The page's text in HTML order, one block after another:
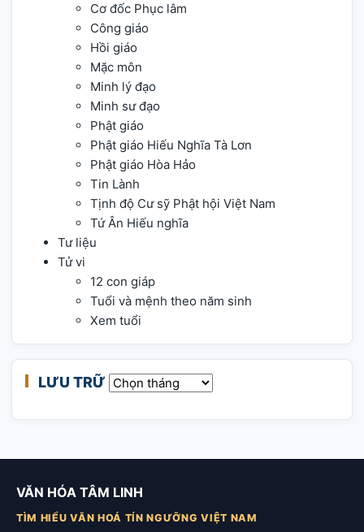
Cơ đốc Phục lâm
Công giáo
Hồi giáo
Mặc môn
Minh lý đạo
Minh sư đạo
Phật giáo
Phật giáo Hiếu Nghĩa Tà Lơn
Phật giáo Hòa Hảo
Tin Lành
Tịnh độ Cư sỹ Phật hội Việt Nam
Tứ Ân Hiếu nghĩa
Tư liệu
Tử vi
12 con giáp
Tuổi và mệnh theo năm sinh
Xem tuổi
LƯU TRỮ Lưu trữ
VĂN HÓA TÂM LINH
TÌM HIỂU VĂN HOÁ TÍN NGƯỠNG VIỆT NAM